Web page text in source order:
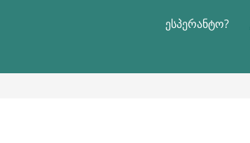
ესპერანტო?